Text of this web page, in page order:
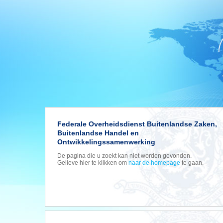
Federale Overheidsdienst Buitenlandse Zaken,
Buitenlandse Handel en
Ontwikkelingssamenwerking
De pagina die u zoekt kan niet worden gevonden.
Gelieve hier te klikken om naar de homepage te gaan.